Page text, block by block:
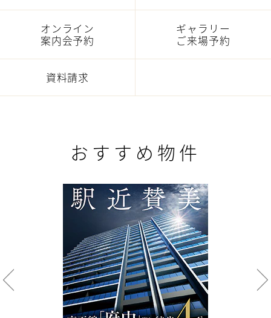
オンライン
案内会予約
ギャラリー
ご来場予約
資料請求
おすすめ物件